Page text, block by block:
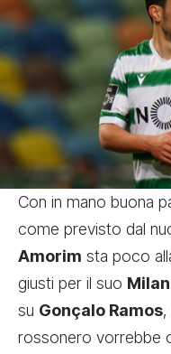
Con in mano buona
come previsto dal
Amorim sta poco
giusti per il suo Milan
su Gonçalo Ramos,
rossonero vorrebbe